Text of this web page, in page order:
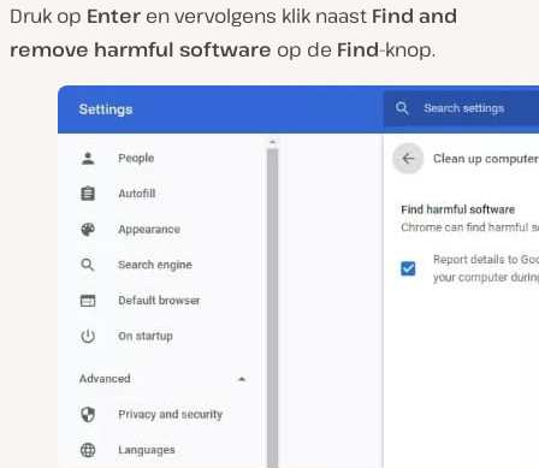
Druk op Enter en vervolgens klik naast Find and
remove harmful software op de Find-knop.